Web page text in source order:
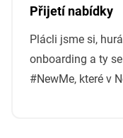
Přijetí nabídky
Plácli jsme si,
onboarding a ty
#NewMe, které v